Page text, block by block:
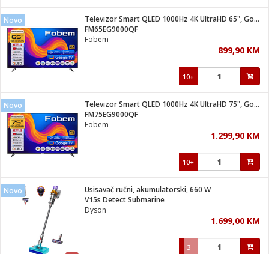
pribor
pribor
Vitrine
pribor
i kutije
Novo
Televizor Smart QLED 1000Hz 4K UltraHD 65", Google TV
FM65EG9000QF
Fobem
899,90 KM
10+
Novo
Televizor Smart QLED 1000Hz 4K UltraHD 75", Google TV
FM75EG9000QF
Fobem
1.299,90 KM
10+
Novo
Usisavač ručni, akumulatorski, 660 W
V15s Detect Submarine
Dyson
1.699,00 KM
3